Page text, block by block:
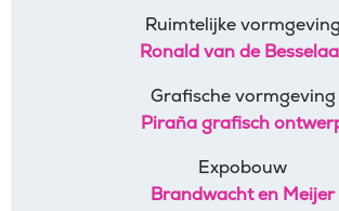
Ruimtelijke vormgeving
Ronald van de
Grafische vormgeving
Piraña grafisch
Expobouw
Brandwacht en Meijer